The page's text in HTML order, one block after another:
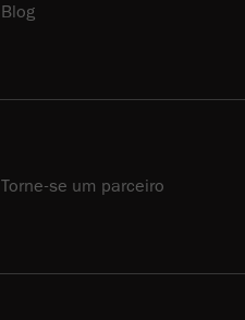
Blog
Torne-se um parceiro